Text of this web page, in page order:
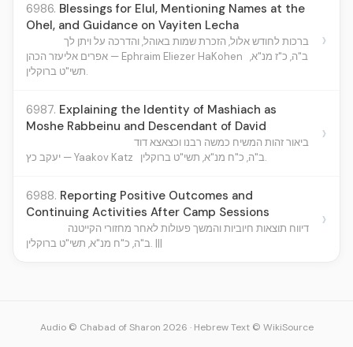
6986. Blessings for Elul, Mentioning Names at the
Ohel, and Guidance on Vayiten Lecha
ברכות לחודש אלול, הזכרת שמות באוהל, והדרכה על ויתן לך
אפרים אליעזר הכהן — Ephraim Eliezer HaKohen ב"ה, כ"ז מנ"א,
תשי"ט ברוקלין.
›
6987. Explaining the Identity of Mashiach as
Moshe Rabbeinu and Descendant of David
ביאור זהות המשיח כמשה רבנו וכצאצא דוד
יעקב כץ — Yaakov Katz
ב"ה, כ"ח מנ"א, תשי"ט ברוקלין.
›
6988. Reporting Positive Outcomes and
Continuing Activities After Camp Sessions
דיווח תוצאות חיוביות והמשך פעולות לאחר מחזורי הקייטנה
ב"ה, כ"ח מנ"א, תשי"ט ברוקלין. |||
›
Audio © Chabad of Sharon 2026 · Hebrew Text © WikiSource